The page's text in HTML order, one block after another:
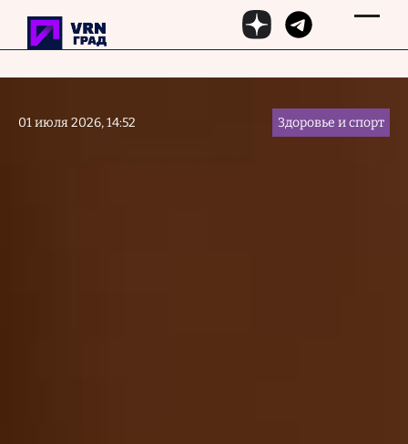
Перейти к основному содержанию
01 июля 2026, 14:52 Здоровье и спорт